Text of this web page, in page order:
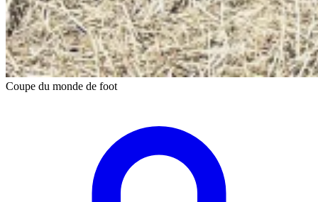
Coupe du monde de foot